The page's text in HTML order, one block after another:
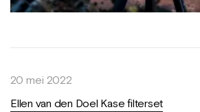
20 mei 2022
Ellen van den Doel Kase filterset